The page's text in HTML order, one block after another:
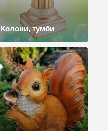
Колони, тумби